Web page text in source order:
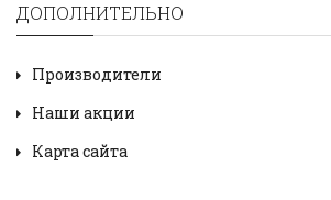
ДОПОЛНИТЕЛЬНО
Производители
Наши акции
Карта сайта